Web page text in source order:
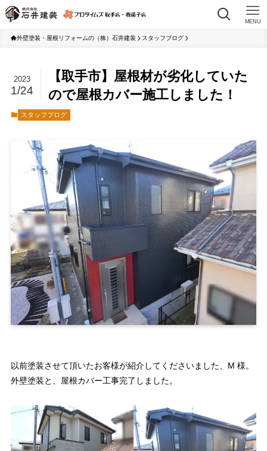
MENU
外壁塗装・屋根リフォームの（株）石井建装 スタッフブログ
【取手市】屋根材が劣化していた
ので屋根カバー施工しました！
2023
1/24
スタッフブログ
以前塗装させて頂いたお客様が紹介してくださいました、M 様。
外壁塗装と、屋根カバー工事完了しました。